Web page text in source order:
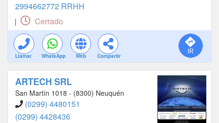
2994662772 RRHH
| Cerrado
Llamar WhatsApp Web Compartir
ARTECH SRL
San Martín 1018 - (8300) Neuquén
(0299) 4480151
(0299) 4428436